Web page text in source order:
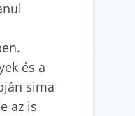
és a
sima
az is